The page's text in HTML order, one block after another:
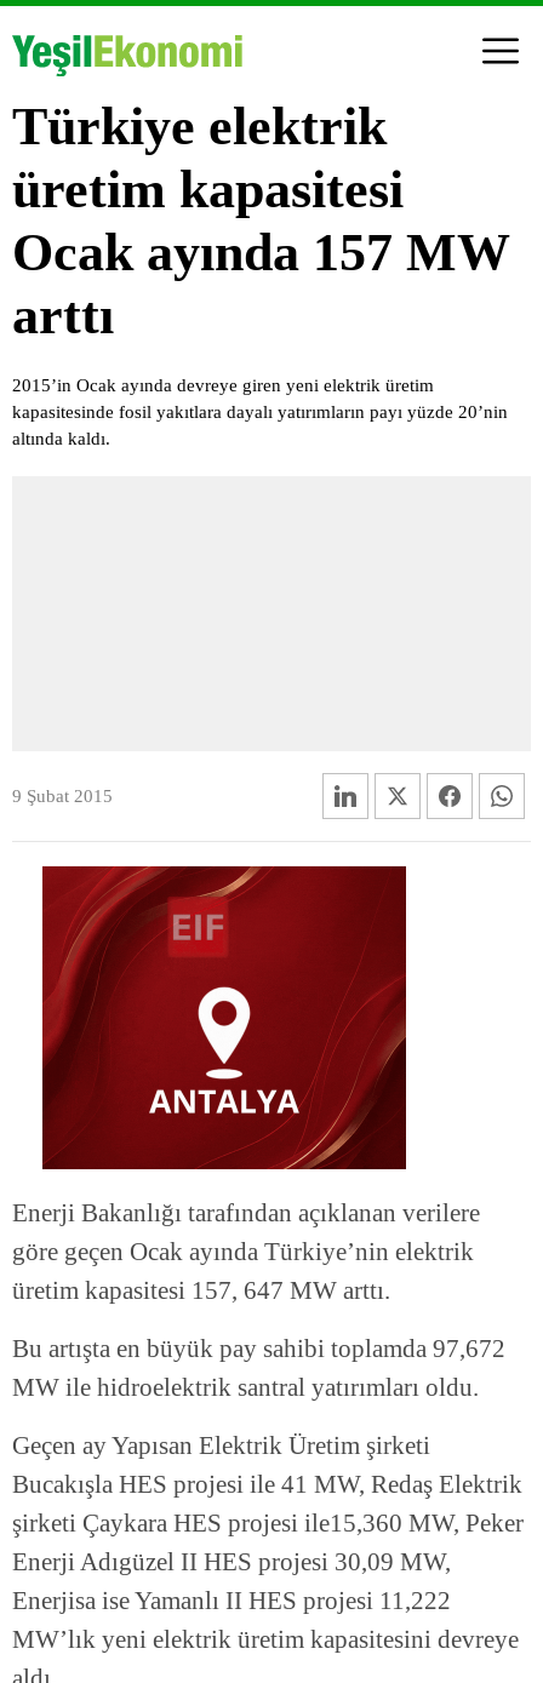
Türkiye elektrik
üretim kapasitesi
Ocak ayında 157 MW
arttı
2015’in Ocak ayında devreye giren yeni elektrik üretim
kapasitesinde fosil yakıtlara dayalı yatırımların payı yüzde 20’nin
altında kaldı.
9 Şubat 2015
Enerji Bakanlığı tarafından açıklanan verilere
göre geçen Ocak ayında Türkiye’nin elektrik
üretim kapasitesi 157, 647 MW arttı.
Bu artışta en büyük pay sahibi toplamda 97,672
MW ile hidroelektrik santral yatırımları oldu.
Geçen ay Yapısan Elektrik Üretim şirketi
Bucakışla HES projesi ile 41 MW, Redaş Elektrik
şirketi Çaykara HES projesi ile15,360 MW, Peker
Enerji Adıgüzel II HES projesi 30,09 MW,
Enerjisa ise Yamanlı II HES projesi 11,222
MW’lık yeni elektrik üretim kapasitesini devreye